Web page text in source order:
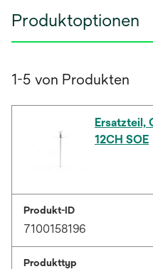
Produktoptionen
1-5 von Produkten
Ersatzteil,
12CH SOE
Produkt-ID
7100158196
Produkttyp